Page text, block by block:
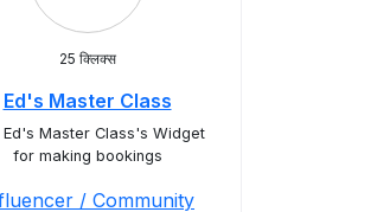
25 क्लिक्स
Ed's Master Class
Ed's Master Class's Widget
for making bookings
/ Community